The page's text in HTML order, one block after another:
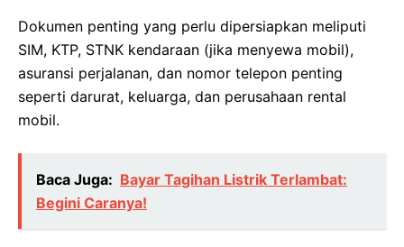
Dokumen penting yang perlu dipersiapkan meliputi
SIM, KTP, STNK kendaraan (jika menyewa mobil),
asuransi perjalanan, dan nomor telepon penting
seperti darurat, keluarga, dan perusahaan rental
mobil.
Baca Juga: Bayar Tagihan Listrik Terlambat:
Begini Caranya!